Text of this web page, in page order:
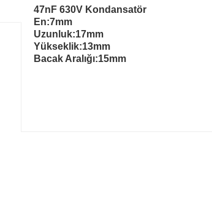
47nF 630V Kondansatör
En:7mm
Uzunluk:17mm
Yükseklik:13mm
Bacak Aralığı:15mm